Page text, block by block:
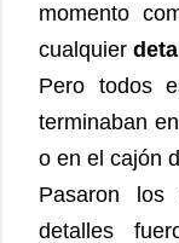
momento
cualquier
Pero todos
terminaban
o en el cajón
Pasaron
detalles